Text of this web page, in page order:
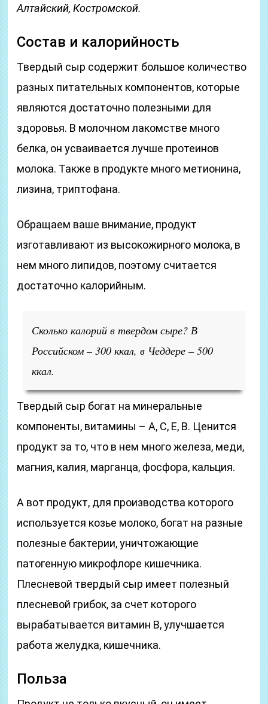
Алтайский, Костромской.
Состав и калорийность
Твердый сыр содержит большое количество
разных питательных компонентов, которые
являются достаточно полезными для
здоровья. В молочном лакомстве много
белка, он усваивается лучше протеинов
молока. Также в продукте много метионина,
лизина, триптофана.
Обращаем ваше внимание, продукт
изготавливают из высокожирного молока, в
нем много липидов, поэтому считается
достаточно калорийным.
Сколько калорий в твердом сыре? В
Российском – 300 ккал, в Чеддере – 500
ккал.
Твердый сыр богат на минеральные
компоненты, витамины – А, С, Е, В. Ценится
продукт за то, что в нем много железа, меди,
магния, калия, марганца, фосфора, кальция.
А вот продукт, для производства которого
используется козье молоко, богат на разные
полезные бактерии, уничтожающие
патогенную микрофлоре кишечника.
Плесневой твердый сыр имеет полезный
плесневой грибок, за счет которого
вырабатывается витамин В, улучшается
работа желудка, кишечника.
Польза